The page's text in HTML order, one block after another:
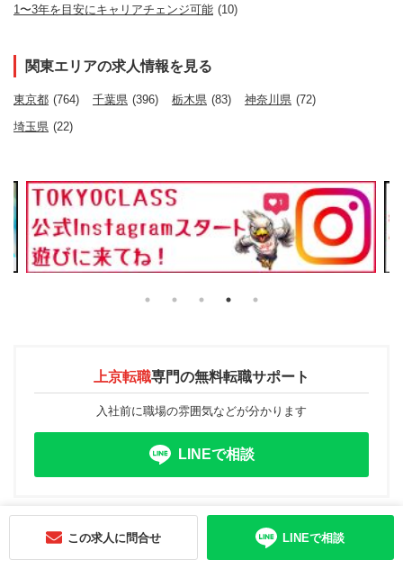
1〜3年を目安にキャリアチェンジ可能 (10)
関東エリアの求人情報を見る
東京都 (764) 千葉県 (396) 栃木県 (83) 神奈川県 (72)
埼玉県 (22)
上京転職専門の無料転職サポート
入社前に職場の雰囲気などが分かります
LINEで相談
注目の求人特集この求人に問合せ LINEで相談